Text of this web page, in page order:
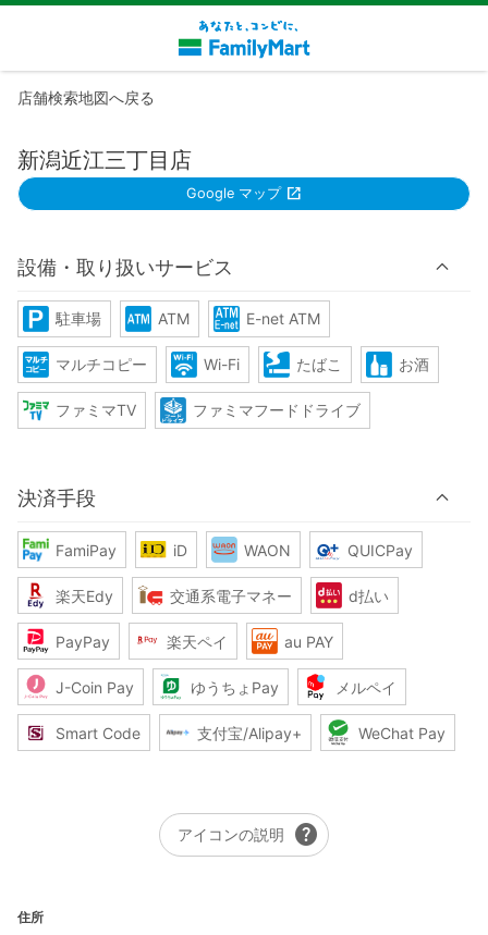
店舗検索地図へ戻る
新潟近江三丁目店
Google マップ
設備・取り扱いサービス
駐車場 ATM E-net ATM
マルチコピー Wi-Fi たばこ お酒
ファミマTV ファミマフードドライブ
決済手段
FamiPay iD WAON QUICPay
楽天Edy 交通系電子マネー d払い
PayPay 楽天ペイ au PAY
J-Coin Pay ゆうちょPay メルペイ
Smart Code 支付宝/Alipay+ WeChat Pay
アイコンの説明 help
住所